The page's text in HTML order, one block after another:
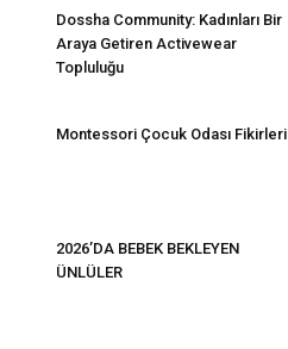
Dossha Community: Kadınları Bir
Araya Getiren Activewear
Topluluğu
Montessori Çocuk Odası Fikirleri
2026’DA BEBEK BEKLEYEN
ÜNLÜLER